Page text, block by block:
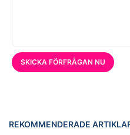
SKICKA FÖRFRÅGAN NU
REKOMMENDERADE